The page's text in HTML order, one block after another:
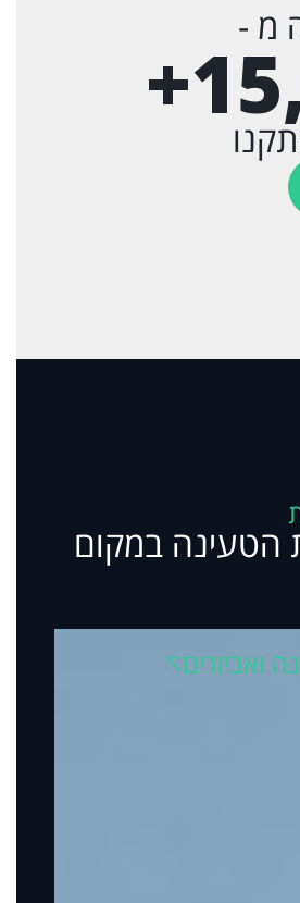
מ -
+
הטעינה במקום
ואביזרים